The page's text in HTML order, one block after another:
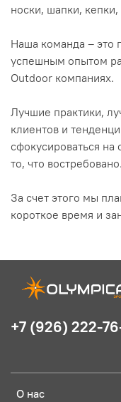
носки, шапки,
Наша команда – это
успешным опытом
Outdoor компаниях.
Лучшие практики,
клиентов и
сфокусироваться
то, что востребовано.
За счет этого мы
короткое время и
О нас
+7 (926) 222-